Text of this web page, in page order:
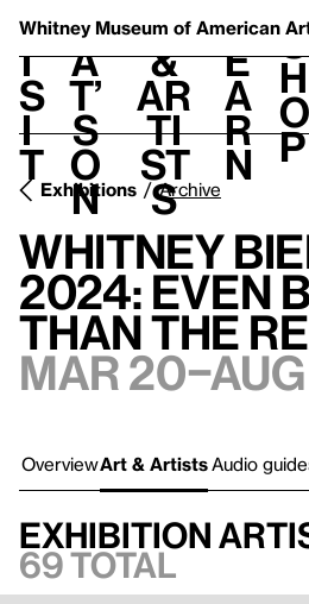
Whitney Museum of American
V
i
s
i
t
h
a
t’
s
o
n
t
&
Ar
ti
st
s
L
e
a
r
n
S
h
o
p
Exhibitions Archive
Whitney
2024:
Than the
Mar 20–Aug
OverviewArt & Artists Audio
Exhibition
69 total